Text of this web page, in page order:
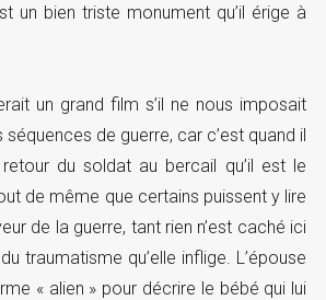
un bien triste monument qu’il érige à
un grand film s’il ne nous imposait
de guerre, car c’est quand il
du soldat au bercail qu’il est le
de même que certains puissent y lire
de la guerre, tant rien n’est caché ici
traumatisme qu’elle inflige. L’épouse
« alien » pour décrire le bébé qui lui